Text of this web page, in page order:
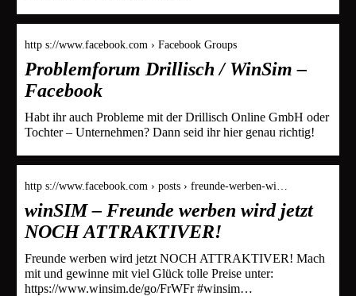
http s://www.facebook.com › Facebook Groups
Problemforum Drillisch / WinSim –
Facebook
Habt ihr auch Probleme mit der Drillisch Online GmbH oder
Tochter – Unternehmen? Dann seid ihr hier genau richtig!
http s://www.facebook.com › posts › freunde-werben-wi…
winSIM – Freunde werben wird jetzt
NOCH ATTRAKTIVER!
Freunde werben wird jetzt NOCH ATTRAKTIVER! Mach
mit und gewinne mit viel Glück tolle Preise unter:
https://www.winsim.de/go/FrWFr #winsim…